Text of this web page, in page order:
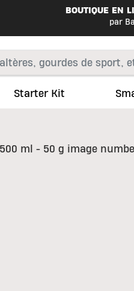
BOUTIQUE EN
par
Starter Kit